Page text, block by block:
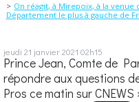
On réagit, à Mirepoix, à la venue
Département le plus à gauche de
jeudi 21 janvier 2021 02h15
Prince Jean, Comte de
répondre aux questions
Pros ce matin sur CNEWS